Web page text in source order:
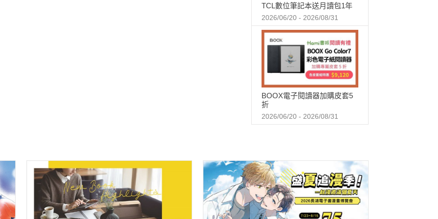
TCL數位筆記本送月讀包1年
2026/06/20 - 2026/08/31
BOOX電子閱讀器加購皮套5
折
2026/06/20 - 2026/08/31